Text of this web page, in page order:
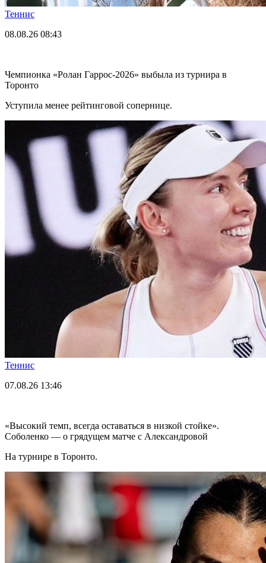
Теннис
08.08.26 08:43
Чемпионка «Ролан Гаррос-2026» выбыла из турнира в
Торонто
Уступила менее рейтинговой сопернице.
Теннис
07.08.26 13:46
«Высокий темп, всегда оставаться в низкой стойке».
Соболенко — о грядущем матче с Александровой
На турнире в Торонто.